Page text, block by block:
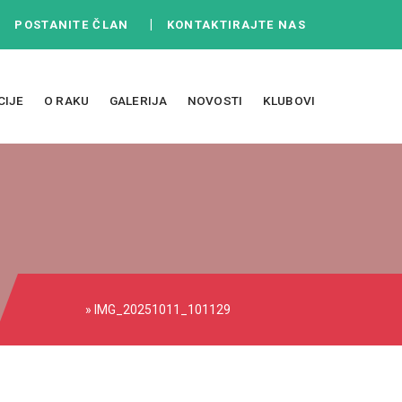
POSTANITE ČLAN KONTAKTIRAJTE NAS
O RAKU GALERIJA NOVOSTI KLUBOVI
» IMG_20251011_101129